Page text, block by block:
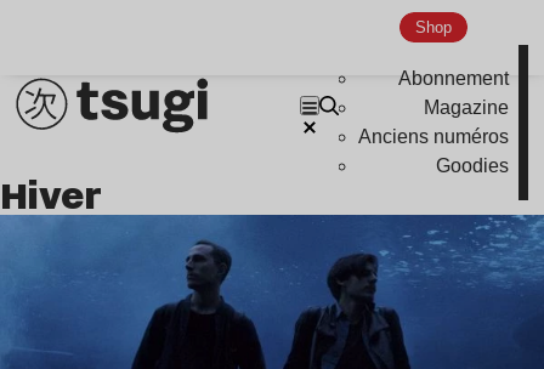
Shop
Abonnement
Magazine
Anciens numéros
Goodies
Nu Jazz
Indie
Hiver